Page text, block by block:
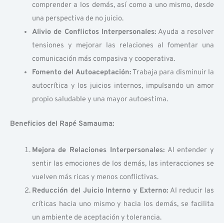
comprender a los demás, así como a uno mismo, desde
una perspectiva de no juicio.
Alivio de Conflictos Interpersonales: Ayuda a resolver
tensiones y mejorar las relaciones al fomentar una
comunicación más compasiva y cooperativa.
Fomento del Autoaceptación:Trabaja para disminuir la
autocrítica y los juicios internos, impulsando un amor
propio saludable y una mayor autoestima.
Beneficios del Rapé Samauma:
Mejora de Relaciones Interpersonales: Al entender y
sentir las emociones de los demás, las interacciones se
vuelven más ricas y menos conflictivas.
Reducción del Juicio Interno y Externo: Al reducir las
críticas hacia uno mismo y hacia los demás, se facilita
un ambiente de aceptación y tolerancia.